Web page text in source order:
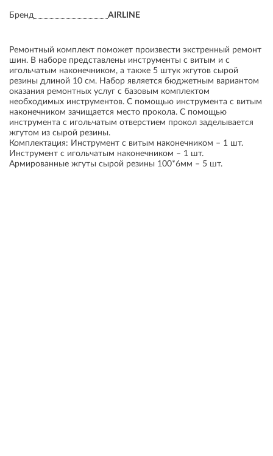
Бренд AIRLINE
Ремонтный комплект поможет произвести экстренный ремонт
шин. В наборе представлены инструменты с витым и с
игольчатым наконечником, а также 5 штук жгутов сырой
резины длиной 10 см. Набор является бюджетным вариантом
оказания ремонтных услуг с базовым комплектом
необходимых инструментов. С помощью инструмента c витым
наконечником зачищается место прокола. С помощью
инструмента с игольчатым отверстием прокол заделывается
жгутом из сырой резины.
Комплектация: Инструмент с витым наконечником – 1 шт.
Инструмент с игольчатым наконечником – 1 шт.
Армированные жгуты сырой резины 100*6мм – 5 шт.